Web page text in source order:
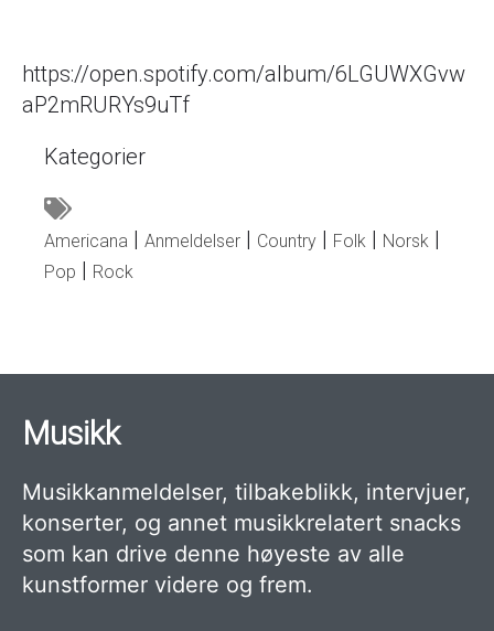
https://open.spotify.com/album/6LGUWXGvw
aP2mRURYs9uTf
Kategorier
Americana Anmeldelser Country Folk
Norsk
Pop
Rock
Musikk
Musikkanmeldelser, tilbakeblikk, intervjuer,
konserter, og annet musikkrelatert snacks
som kan drive denne høyeste av alle
kunstformer videre og frem.